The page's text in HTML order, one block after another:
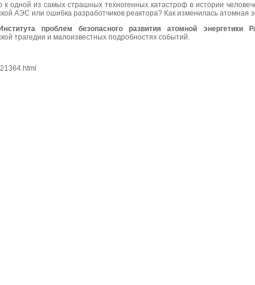
к одной из самых страшных техногенных катастроф в истории
АЭС или ошибка разработчиков реактора? Как изменилась атомная
проблем безопасного развития атомной
трагедии и малоизвестных подробностях событий.